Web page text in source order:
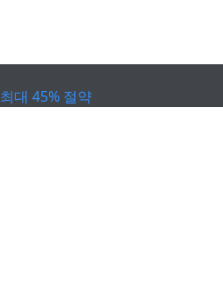
최대 45% 절약